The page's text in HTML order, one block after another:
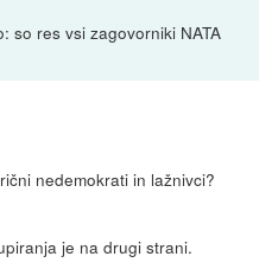
so res vsi zagovorniki NATA
nedemokrati in lažnivci?
je na drugi strani.